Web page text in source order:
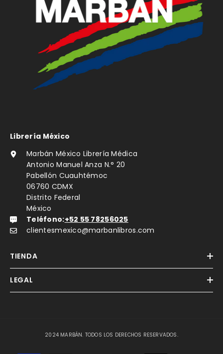
Librería México
Marbán México Librería Médica
Antonio Manuel Anza N.° 20
Pabellón Cuauhtémoc
06760 CDMX
Distrito Federal
México
Teléfono:+52 55 78256025
clientesmexico@marbanlibros.com
TIENDA
LEGAL
2024 MARBÁN. TODOS LOS DERECHOS RESERVADOS.